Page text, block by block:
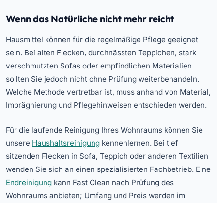
Wenn das Natürliche nicht mehr reicht
Hausmittel können für die regelmäßige Pflege geeignet
sein. Bei alten Flecken, durchnässten Teppichen, stark
verschmutzten Sofas oder empfindlichen Materialien
sollten Sie jedoch nicht ohne Prüfung weiterbehandeln.
Welche Methode vertretbar ist, muss anhand von Material,
Imprägnierung und Pflegehinweisen entschieden werden.
Für die laufende Reinigung Ihres Wohnraums können Sie
unsere Haushaltsreinigung kennenlernen. Bei tief
sitzenden Flecken in Sofa, Teppich oder anderen Textilien
wenden Sie sich an einen spezialisierten Fachbetrieb. Eine
Endreinigung kann Fast Clean nach Prüfung des
Wohnraums anbieten; Umfang und Preis werden im